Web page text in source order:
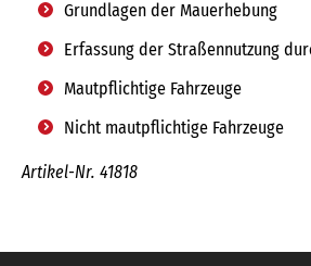
Grundlagen der Mauerhebung
Erfassung der Straßennutzung
Mautpflichtige Fahrzeuge
Nicht mautpflichtige Fahrzeuge
Artikel-Nr. 41818